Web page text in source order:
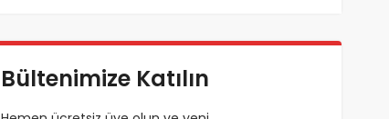
Bültenimize Katılın